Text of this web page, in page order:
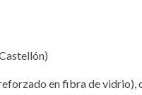
en fibra de